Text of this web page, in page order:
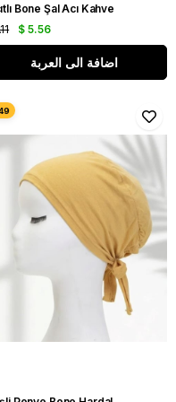
Bone Şal Acı Kahve
$ 5.56
اضافة الى العربة